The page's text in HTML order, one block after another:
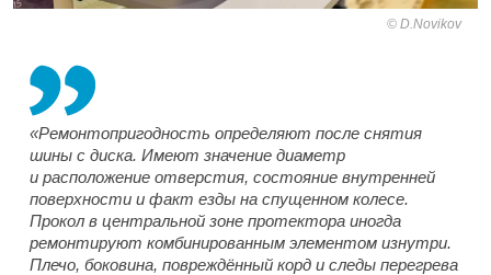
D.Novikov
«Ремонтопригодность определяют после снятия
шины с диска. Имеют значение диаметр
и расположение отверстия, состояние внутренней
поверхности и факт езды на спущенном колесе.
Прокол в центральной зоне протектора иногда
ремонтируют комбинированным элементом изнутри.
Плечо, боковина, повреждённый корд и следы перегрева